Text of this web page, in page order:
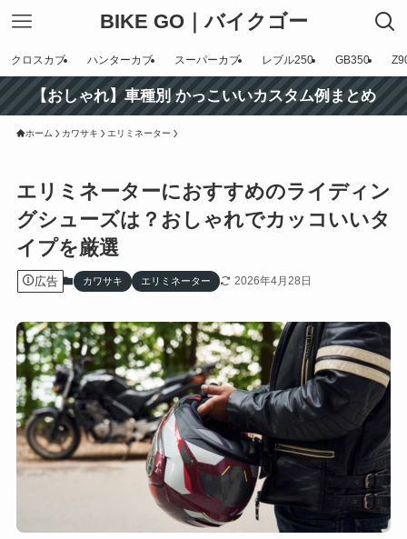
BIKE GO｜バイクゴー
クロスカブ ハンターカブ スーパーカブ レブル250 GB350
【おしゃれ】車種別 かっこいいカスタム例まとめ
ホーム カワサキ エリミネーター
エリミネーターにおすすめのライディン
グシューズは？おしゃれでカッコいいタ
イプを厳選
広告 カワサキ エリミネーター 2026年4月28日